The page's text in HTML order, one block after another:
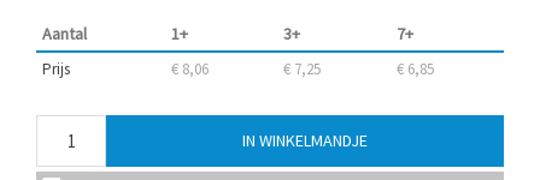
Aantal 1+ 3+ 7+
Prijs € 8,06 € 7,25 € 6,85